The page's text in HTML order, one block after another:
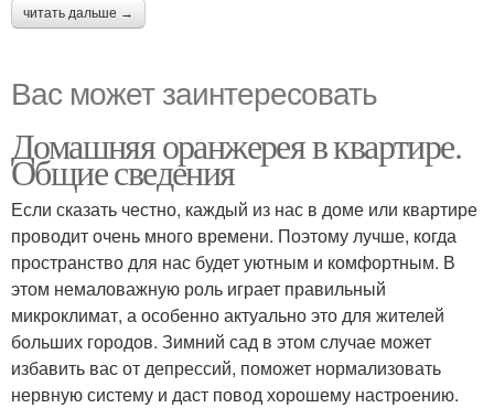
читать дальше →
Вас может заинтересовать
Домашняя оранжерея в квартире.
Общие сведения
Если сказать честно, каждый из нас в доме или квартире
проводит очень много времени. Поэтому лучше, когда
пространство для нас будет уютным и комфортным. В
этом немаловажную роль играет правильный
микроклимат, а особенно актуально это для жителей
больших городов. Зимний сад в этом случае может
избавить вас от депрессий, поможет нормализовать
нервную систему и даст повод хорошему настроению.